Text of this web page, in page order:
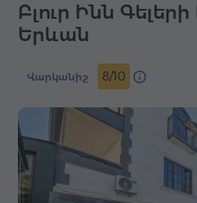
Բլուր Ինն Գելերի
Երևան
Վարկանիշ 8/10